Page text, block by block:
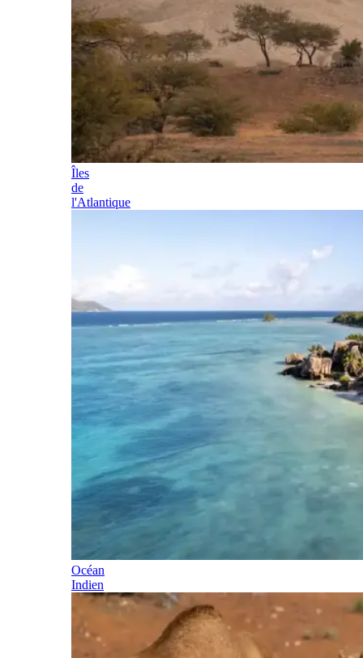
Îles
de
l'Atlantique
Océan
Indien